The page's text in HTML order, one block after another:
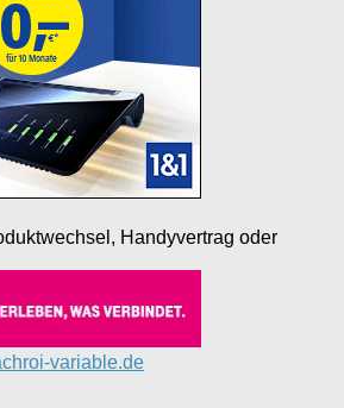
Handyvertrag oder